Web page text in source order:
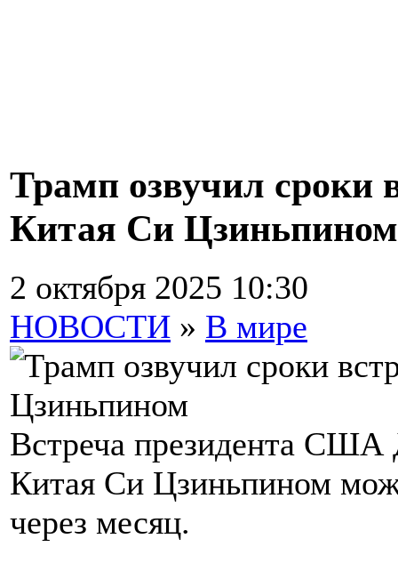
Трамп озвучил сроки
Китая Си Цзиньпином
2 октября 2025 10:30
НОВОСТИ » В мире
Встреча президента США
Китая Си Цзиньпином
через месяц.